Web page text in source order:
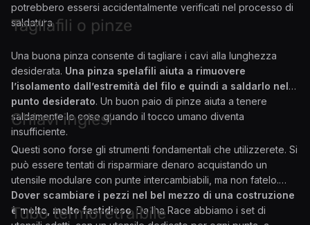
potrebbero essersi accidentalmente verificati nel processo di
saldatura.
Tagliafili o pinze
Una buona pinza consente di tagliare i cavi alla lunghezza
desiderata. Una pinza spelafili aiuta a rimuovere
l’isolamento dall’estremità del filo e quindi a saldarlo nel
punto desiderato. Un buon paio di pinze aiuta a tenere
saldamente le cose quando il tocco umano diventa
insufficiente.
Chiavi inglesi
Questi sono forse gli strumenti fondamentali che utilizzerete. Si
può essere tentati di risparmiare denaro acquistando un
utensile modulare con punte intercambiabili, ma non fatelo.
Dover scambiare i pezzi nel bel mezzo di una costruzione
è molto, molto fastidioso. Da Iha Race abbiamo i set di
Tubo termoretraibile